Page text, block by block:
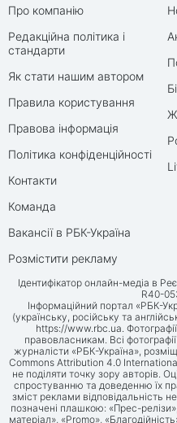
Про компанію
Редакційна політика і
стандарти
Як стати нашим автором
Правила користування
Правова інформація
Політика конфіденційності
Контакти
Команда
Вакансії в РБК-Україна
Розмістити рекламу
Ідентифікатор онлайн-медіа в
R40-
Інформаційний портал «РБК-
(українську, російську та
https://www.rbc.ua .
правовласникам. Всі
журналісти «РБК-Україна»,
Commons Attribution 4.0
не поділяти точку зору авторів.
спростуванню та доведенню їх
зміст реклами відповідальність
позначені плашкою: «Прес-
матеріал», «Promo»,